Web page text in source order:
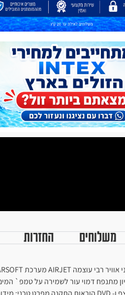
משלוחים החזרות
מתנפח דמוי עור לשמירה על טמפ`